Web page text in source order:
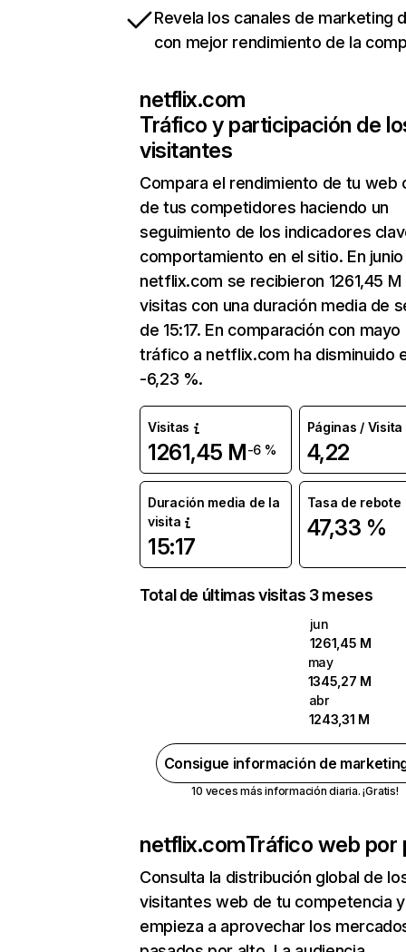
Revela los canales de marketing
con mejor rendimiento de la
netflix.com
Tráfico y participación de
visitantes
Compara el rendimiento de tu web
de tus competidores haciendo un
seguimiento de los indicadores
comportamiento en el sitio. En junio
netflix.com se recibieron 1261,45 M
visitas con una duración media de
de 15:17. En comparación con mayo
tráfico a netflix.com ha disminuido
-6,23 %.
Visitas
1261,45 M-6 %
Páginas / Visita
4,22
Duración media de la
visita
15:17
Tasa de rebote
47,33 %
Total de últimas visitas 3 meses
jun
1261,45 M
may
1345,27 M
abr
1243,31 M
Consigue información de
10 veces más información diaria. ¡Gratis!
netflix.comTráfico web por
Consulta la distribución global de
visitantes web de tu competencia y
empieza a aprovechar los